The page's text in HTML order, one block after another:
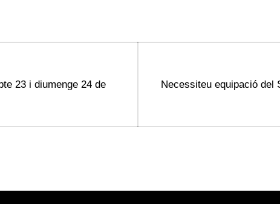
23 i diumenge 24 de
Next
Necessiteu equipació del